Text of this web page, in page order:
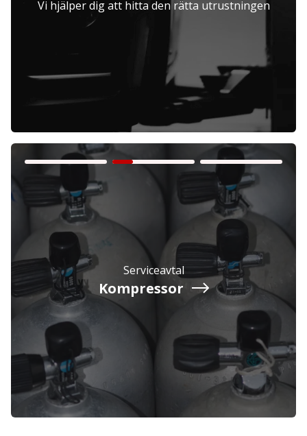
Företag Exkl. moms
Privatperson Inkl. moms
Vi hjälper dig att hitta den rätta utrustningen
Serviceavtal
Kompressor